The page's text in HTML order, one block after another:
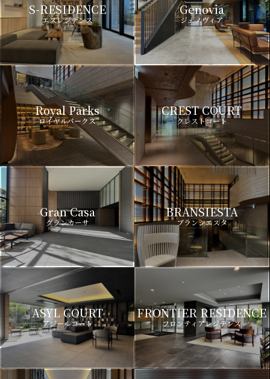
S-RESIDENCE
エスレジデンス
Genovia
ジェノヴィア
Royal Parks
ロイヤルパークス
CREST COURT
クレストコート
Gran Casa
グランカーサ
BRANSIESTA
ブランシエスタ
ASYL COURT
アジールコート
FRONTIER RESIDENCE
フロンティアレジデンス